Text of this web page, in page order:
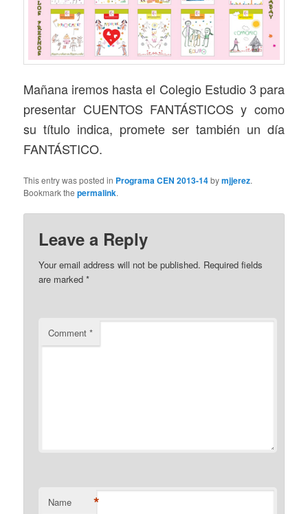
Mañana iremos hasta el Colegio Estudio 3 para
presentar CUENTOS FANTÁSTICOS y como
su título indica, promete ser también un día
FANTÁSTICO.
This entry was posted in Programa CEN 2013-14bymjjerez.
Bookmark thepermalink.
Leave a Reply
Your email address will not be published. Required fields
are marked*
Comment*
Name *